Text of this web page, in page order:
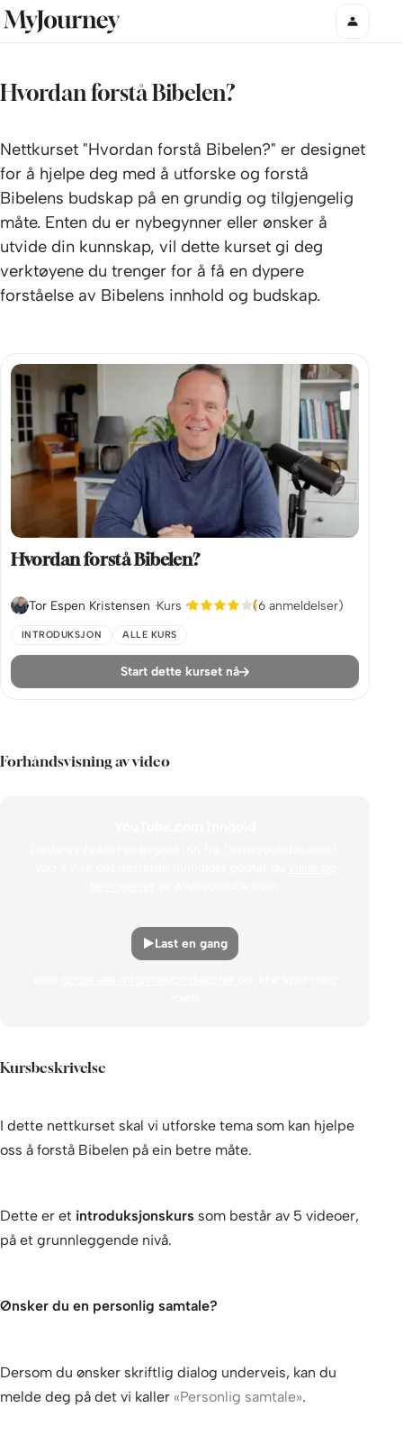
Hvordan forstå Bibelen?
Nettkurset "Hvordan forstå Bibelen?" er designet
for å hjelpe deg med å utforske og forstå
Bibelens budskap på en grundig og tilgjengelig
måte. Enten du er nybegynner eller ønsker å
utvide din kunnskap, vil dette kurset gi deg
verktøyene du trenger for å få en dypere
forståelse av Bibelens innhold og budskap.
Hvordan forstå Bibelen?
Tor Espen Kristensen Kurs (6 anmeldelser)
INTRODUKSJON ALLE KURS
Start dette kurset nå
Forhåndsvisning av video
Last en gang
Kursbeskrivelse
I dette nettkurset skal vi utforske tema som kan hjelpe
oss å forstå Bibelen på ein betre måte.
Dette er et introduksjonskurs som består av 5 videoer,
på et grunnleggende nivå.
Ønsker du en personlig samtale?
Dersom du ønsker skriftlig dialog underveis, kan du
melde deg på det vi kaller «Personlig samtale».